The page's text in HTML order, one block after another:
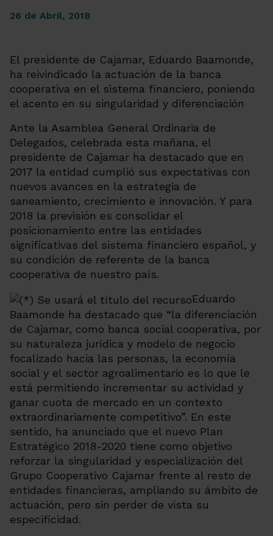
26 de Abril, 2018
El presidente de Cajamar, Eduardo Baamonde,
ha reivindicado la actuación de la banca
cooperativa en el sistema financiero, poniendo
el acento en su singularidad y diferenciación
Ante la Asamblea General Ordinaria de
Delegados, celebrada esta mañana, el
presidente de Cajamar ha destacado que en
2017 la entidad cumplió sus expectativas con
nuevos avances en la estrategia de
saneamiento, crecimiento e innovación. Y para
2018 la previsión es consolidar el
posicionamiento entre las entidades
significativas del sistema financiero español, y
su condición de referente de la banca
cooperativa de nuestro país.
Eduardo
Baamonde ha destacado que “la diferenciación
de Cajamar, como banca social cooperativa, por
su naturaleza jurídica y modelo de negocio
focalizado hacia las personas, la economía
social y el sector agroalimentario es lo que le
está permitiendo incrementar su actividad y
ganar cuota de mercado en un contexto
extraordinariamente competitivo”. En este
sentido, ha anunciado que el nuevo Plan
Estratégico 2018-2020 tiene como objetivo
reforzar la singularidad y especialización del
Grupo Cooperativo Cajamar frente al resto de
entidades financieras, ampliando su ámbito de
actuación, pero sin perder de vista su
especificidad.